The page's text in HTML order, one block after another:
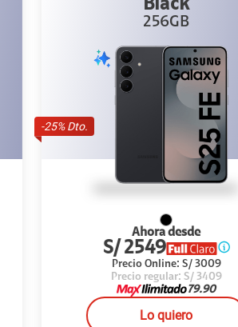
S/ 3009
S/ 3409
79.90
Lo quiero
-